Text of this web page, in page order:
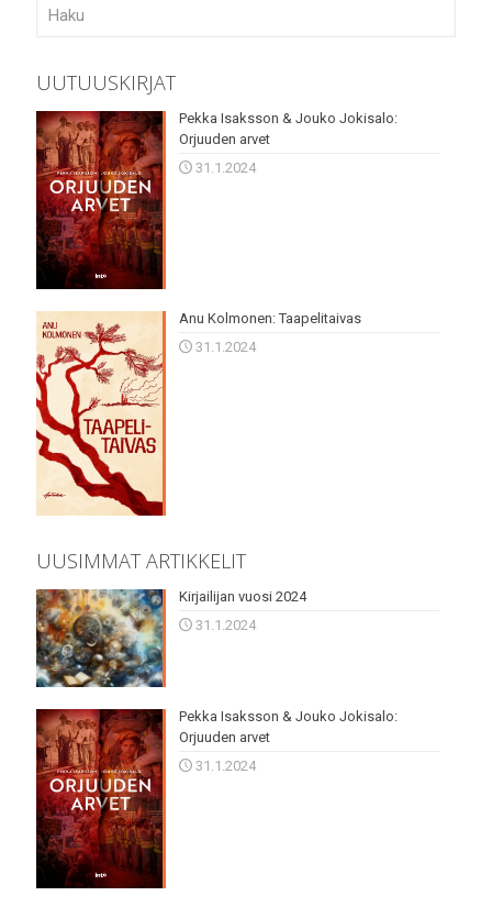
UUTUUSKIRJAT
Pekka Isaksson & Jouko Jokisalo:
Orjuuden arvet
31.1.2024
Anu Kolmonen: Taapelitaivas
31.1.2024
UUSIMMAT ARTIKKELIT
Kirjailijan vuosi 2024
31.1.2024
Pekka Isaksson & Jouko Jokisalo:
Orjuuden arvet
31.1.2024